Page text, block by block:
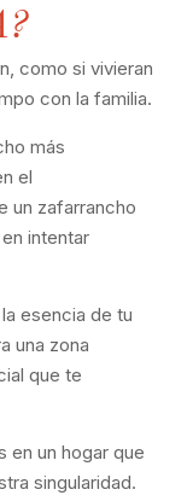
como si vivieran
con la familia.
más
el
un zafarrancho
intentar
esencia de tu
una zona
que te
en un hogar que
singularidad.